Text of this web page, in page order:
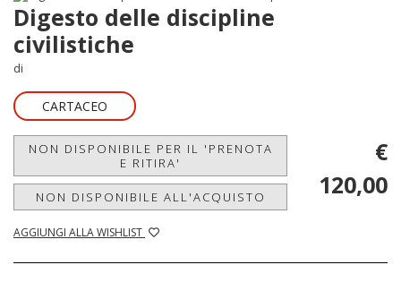
Digesto delle discipline
civilistiche
di
CARTACEO
NON DISPONIBILE PER IL 'PRENOTA
E RITIRA'
NON DISPONIBILE ALL'ACQUISTO
AGGIUNGI ALLA WISHLIST
€
120,00